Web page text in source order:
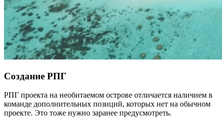
Создание РПГ
РПГ проекта на необитаемом острове отличается наличием в
команде дополнительных позиций, которых нет на обычном
проекте. Это тоже нужно заранее предусмотреть.